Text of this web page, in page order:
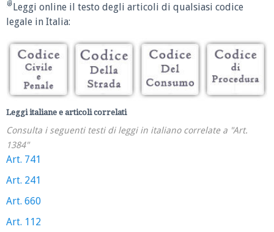
Leggi online il testo degli articoli di qualsiasi codice
legale in Italia:
Leggi italiane e articoli correlati
Consulta i seguenti testi di leggi in italiano correlate a "Art.
1384"
Art. 741
Art. 241
Art. 660
Art. 112